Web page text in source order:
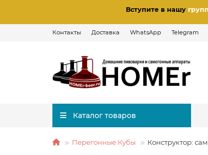
Вступите в нашу
Контакты Доставка WhatsApp Telegram
Каталог товаров
Перегонные Кубы Конструктор: